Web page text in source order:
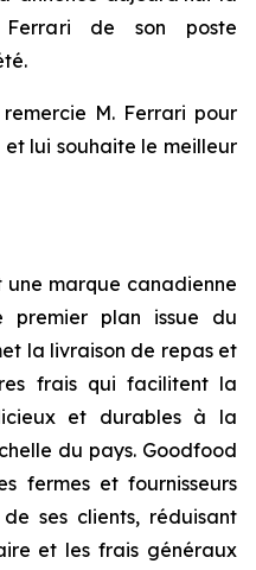
Ferrari de son poste
M. Ferrari pour
lui souhaite le meilleur
une marque canadienne
premier plan issue du
la livraison de repas et
frais qui facilitent la
et durables à la
du pays. Goodfood
fermes et fournisseurs
ses clients, réduisant
et les frais généraux